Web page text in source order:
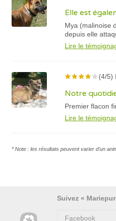
Elle est
Mya (malinoise
depuis elle
Lire le
(4/5)
Notre
Premier flacon
Lire le
* Note : les résultats peuvent varier d’un
Suivez «
Facebook